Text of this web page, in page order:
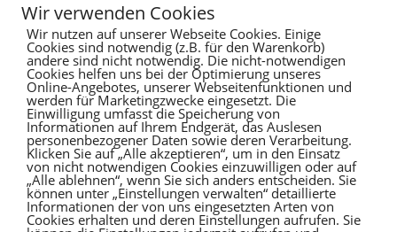
Recent Comments
Es sind keine Kommentare vorhanden.
Wir verwenden Cookies
Wir nutzen auf unserer Webseite Cookies. Einige
Cookies sind notwendig (z.B. für den Warenkorb)
andere sind nicht notwendig. Die nicht-notwendigen
Cookies helfen uns bei der Optimierung unseres
Online-Angebotes, unserer Webseitenfunktionen und
werden für Marketingzwecke eingesetzt. Die
Einwilligung umfasst die Speicherung von
Informationen auf Ihrem Endgerät, das Auslesen
personenbezogener Daten sowie deren Verarbeitung.
Klicken Sie auf „Alle akzeptieren“, um in den Einsatz
von nicht notwendigen Cookies einzuwilligen oder auf
„Alle ablehnen“, wenn Sie sich anders entscheiden. Sie
können unter „Einstellungen verwalten“ detaillierte
Informationen der von uns eingesetzten Arten von
Cookies erhalten und deren Einstellungen aufrufen. Sie